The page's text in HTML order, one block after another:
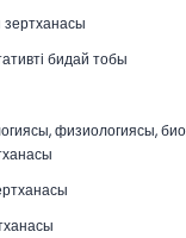
бидай тобы
физиологиясы,